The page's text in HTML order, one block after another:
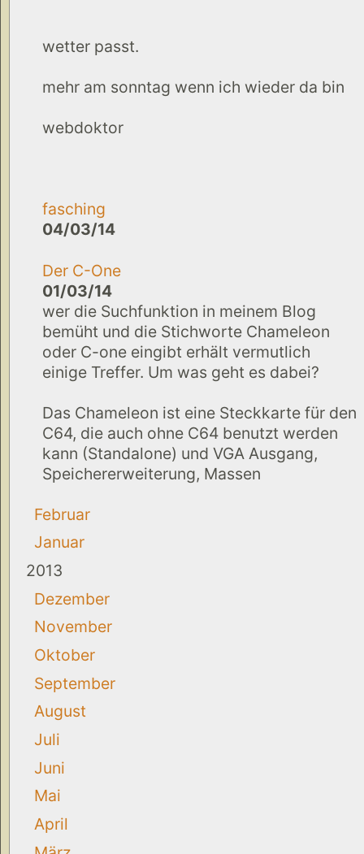
wetter passt.
mehr am sonntag wenn ich wieder da bin
webdoktor
fasching
04/03/14
Der C-One
01/03/14
wer die Suchfunktion in meinem Blog
bemüht und die Stichworte Chameleon
oder C-one eingibt erhält vermutlich
einige Treffer. Um was geht es dabei?
Das Chameleon ist eine Steckkarte für den
C64, die auch ohne C64 benutzt werden
kann (Standalone) und VGA Ausgang,
Speichererweiterung, Massen
Februar
Januar
2013
Dezember
November
Oktober
September
August
Juli
Juni
Mai
April